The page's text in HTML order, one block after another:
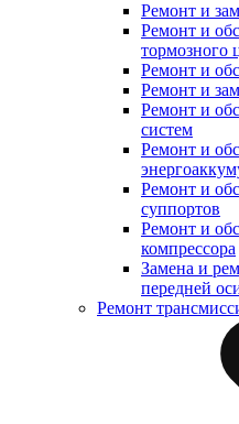
Ремонт и
Ремонт и
тормозного
Ремонт и
Ремонт и
Ремонт и
систем
Ремонт и
Ремонт и
суппортов
Ремонт и
компрессора
Замена и
передней
Ремонт